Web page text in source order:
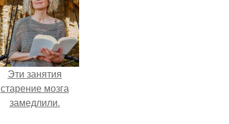
Эти занятия
старение мозга
замедлили.